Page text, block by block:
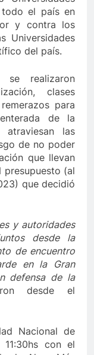
el país en
y contra los
Universidades
del país.
se realizaron
clases
para
de la
las
de no poder
que llevan
presupuesto (al
que decidió
y autoridades
desde la
de encuentro
en la Gran
defensa de la
desde el
Nacional de
con el